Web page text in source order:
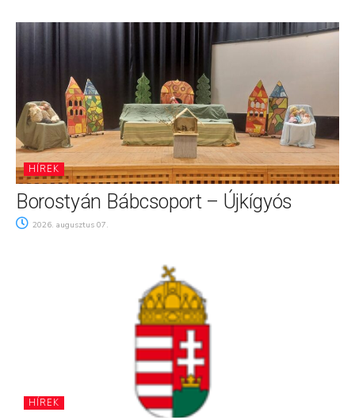
HÍREK
Borostyán Bábcsoport – Újkígyós
2026. augusztus 07.
HÍREK